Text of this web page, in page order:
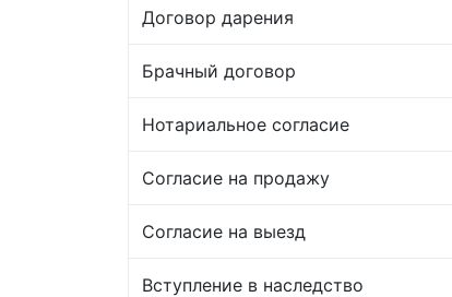
Договор дарения
Брачный договор
Нотариальное согласие
Согласие на продажу
Согласие на выезд
Вступление в наследство